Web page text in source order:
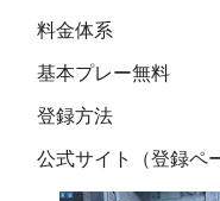
料金体系
基本プレー無料
登録方法
公式サイト（登録ペ